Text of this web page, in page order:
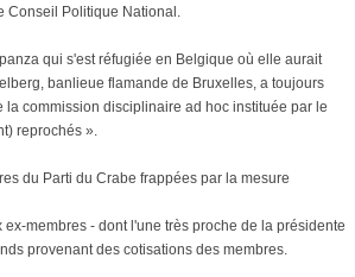
Conseil Politique National.
qui s'est réfugiée en Belgique où elle aurait
banlieue flamande de Bruxelles, a toujours
commission disciplinaire ad hoc instituée par le
reprochés ».
du Parti du Crabe frappées par la mesure
membres - dont l'une très proche de la présidente
provenant des cotisations des membres.